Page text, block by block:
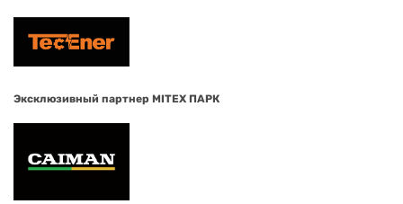
Эксклюзивный партнер MITEX ПАРК